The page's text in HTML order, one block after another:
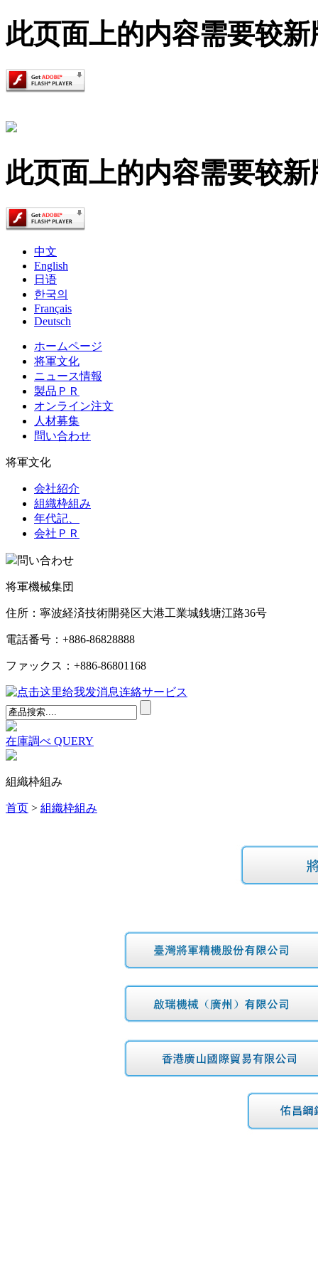
此页面上的内容需要较
此页面上的内容需要较
中文
English
日语
한국의
Français
Deutsch
ホームページ
将軍文化
ニュース情報
製品ＰＲ
オンライン注文
人材募集
問い合わせ
将軍文化
会社紹介
組織枠組み
年代記、
会社ＰＲ
問い合わせ
将軍機械集団
住所：寧波経済技術開発区大港工業城銭塘江路36号
電話番号：+886-86828888
ファックス：+886-86801168
连絡サービス
在庫調べ QUERY
組織枠組み
首页 > 組織枠組み